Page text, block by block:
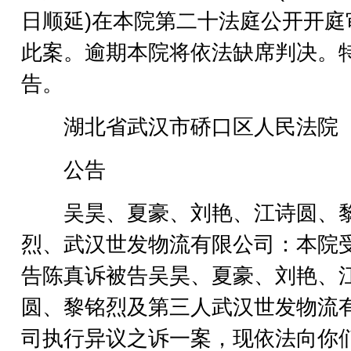
日顺延)在本院第二十法庭公开开
此案。逾期本院将依法缺席判决。
告。
湖北省武汉市硚口区人民法院
公告
吴昊、夏豪、刘艳、江诗圆、
烈、武汉世发物流有限公司：本院
告陈真诉被告吴昊、夏豪、刘艳、
圆、黎铭烈及第三人武汉世发物流
司执行异议之诉一案，现依法向你